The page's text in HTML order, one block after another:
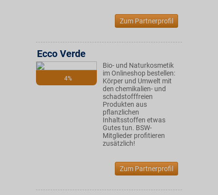
Zum Partnerprofil
4%
Ecco Verde
Bio- und Naturkosmetik
im Onlineshop bestellen:
Körper und Umwelt mit
den chemikalien- und
schadstofffreien
Produkten aus
pflanzlichen
Inhaltsstoffen etwas
Gutes tun. BSW-
Mitglieder profitieren
zusätzlich!
Zum Partnerprofil